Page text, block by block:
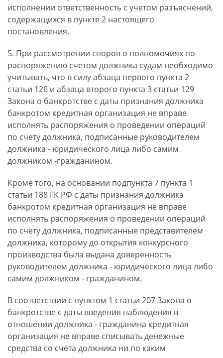
исполнении ответственность с учетом разъяснений,
содержащихся в пункте 2 настоящего
постановления.
5. При рассмотрении споров о полномочиях по
распоряжению счетом должника судам необходимо
учитывать, что в силу абзаца первого пункта 2
статьи 126 и абзаца второго пункта 3 статьи 129
Закона о банкротстве с даты признания должника
банкротом кредитная организация не вправе
исполнять распоряжения о проведении операций
по счету должника, подписанные руководителем
должника - юридического лица либо самим
должником -гражданином.
Кроме того, на основании подпункта 7 пункта 1
статьи 188 ГК РФ с даты признания должника
банкротом кредитная организация не вправе
исполнять распоряжения о проведении операций
по счету должника, подписанные представителем
должника, которому до открытия конкурсного
производства была выдана доверенность
руководителем должника - юридического лица либо
самим должником - гражданином.
В соответствии с пунктом 1 статьи 207 Закона о
банкротстве с даты введения наблюдения в
отношении должника - гражданина кредитная
организация не вправе списывать денежные
средства со счета должника ни по каким